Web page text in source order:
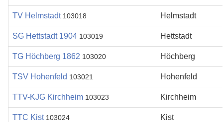
TV Helmstadt 103018 Helmstadt
SG Hettstadt 1904 103019 Hettstadt
TG Höchberg 1862 103020 Höchberg
TSV Hohenfeld 103021 Hohenfeld
TTV-KJG Kirchheim 103023 Kirchheim
TTC Kist 103024 Kist